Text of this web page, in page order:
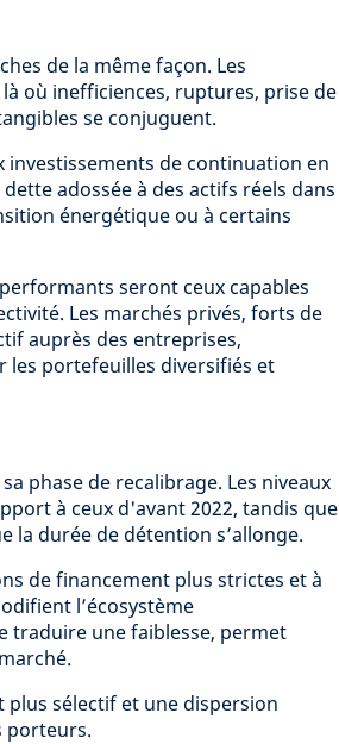
de la même façon. Les
où inefficiences, ruptures, prise de
se conjuguent.
de continuation en
adossée à des actifs réels dans
énergétique ou à certains
seront ceux capables
Les marchés privés, forts de
auprès des entreprises,
les portefeuilles diversifiés et
phase de recalibrage. Les niveaux
à ceux d'avant 2022, tandis que
la durée de détention s’allonge.
de financement plus strictes et à
l’écosystème
traduire une faiblesse, permet
plus sélectif et une dispersion
porteurs.